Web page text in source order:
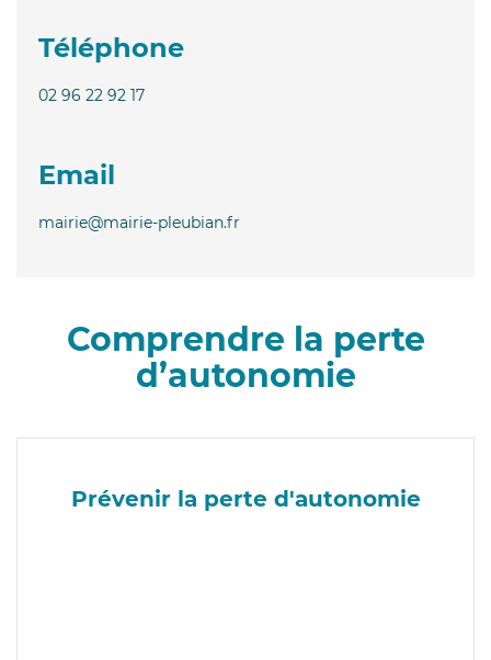
Téléphone
02 96 22 92 17
Email
mairie@mairie-pleubian.fr
Comprendre la perte
d’autonomie
Prévenir la perte d'autonomie